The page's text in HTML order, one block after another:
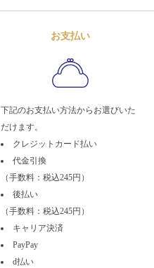
お支払い
下記のお支払い方法からお選びいた
だけます。
クレジットカード払い
代金引換
（手数料：税込245円）
後払い
（手数料：税込245円）
キャリア決済
PayPay
d払い